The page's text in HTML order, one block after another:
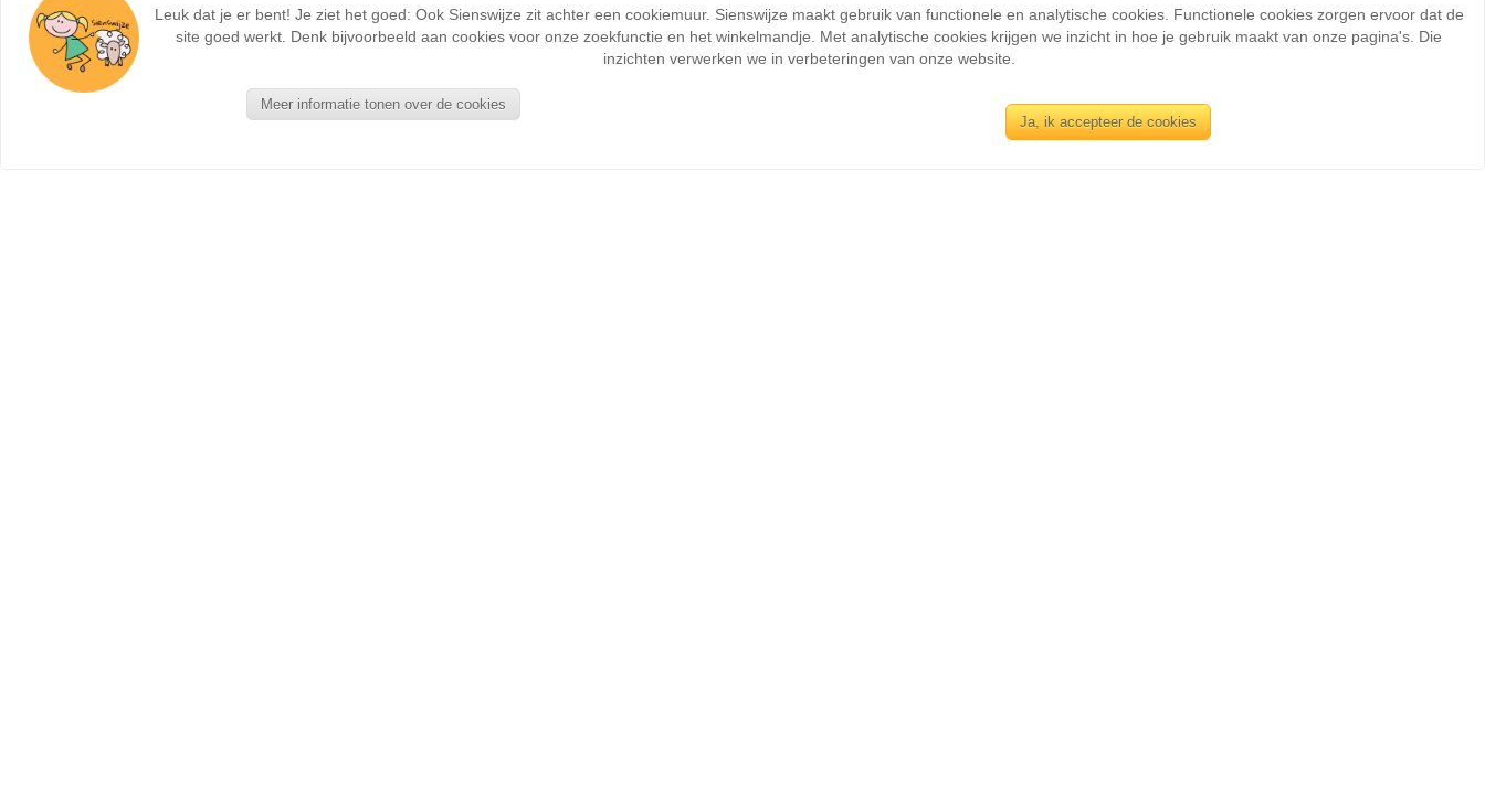
Haarkleur: Donkerbruin
Leuk dat je er bent! Je ziet het goed: Ook Sienswijze zit achter een cookiemuur. Sienswijze maakt gebruik van functionele en analytische cookies. Functionele cookies zorgen ervoor dat de
site goed werkt. Denk bijvoorbeeld aan cookies voor onze zoekfunctie en het winkelmandje. Met analytische cookies krijgen we inzicht in hoe je gebruik maakt van onze pagina's. Die
inzichten verwerken we in verbeteringen van onze website.
Meer informatie tonen over de cookies
Ja, ik accepteer de cookies